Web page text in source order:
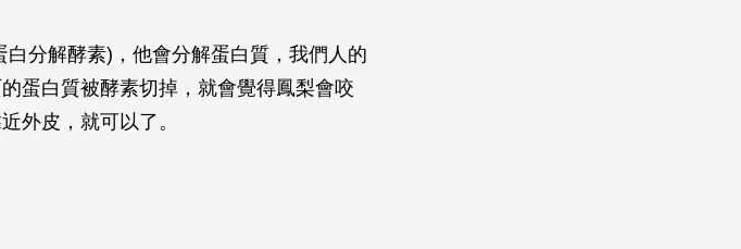
分解酵素)，他會分解蛋白質，我們人的
蛋白質被酵素切掉，就會覺得鳳梨會咬
外皮，就可以了。